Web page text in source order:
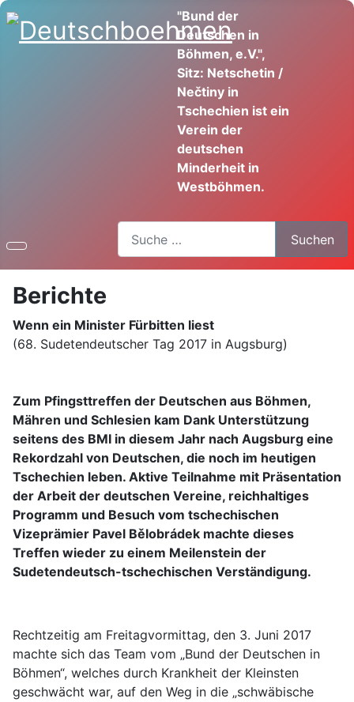
"Bund der
Deutschen in
Böhmen, e.V.",
Sitz: Netschetin /
Nečtiny in
Tschechien ist ein
Verein der
deutschen
Minderheit in
Westböhmen.
Suchen
Berichte
Wenn ein Minister Fürbitten liest
(68. Sudetendeutscher Tag 2017 in Augsburg)
Zum Pfingsttreffen der Deutschen aus Böhmen,
Mähren und Schlesien kam Dank Unterstützung
seitens des BMI in diesem Jahr nach Augsburg eine
Rekordzahl von Deutschen, die noch im heutigen
Tschechien leben. Aktive Teilnahme mit Präsentation
der Arbeit der deutschen Vereine, reichhaltiges
Programm und Besuch vom tschechischen
Vizeprämier Pavel Bělobrádek machte dieses
Treffen wieder zu einem Meilenstein der
Sudetendeutsch-tschechischen Verständigung.
Rechtzeitig am Freitagvormittag, den 3. Juni 2017
machte sich das Team vom „Bund der Deutschen in
Böhmen“, welches durch Krankheit der Kleinsten
geschwächt war, auf den Weg in die „schwäbische